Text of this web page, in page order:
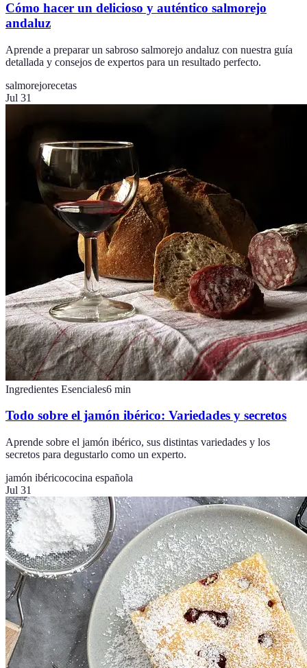
Cómo hacer un delicioso y auténtico salmorejo
andaluz
Aprende a preparar un sabroso salmorejo andaluz con nuestra guía
detallada y consejos de expertos para un resultado perfecto.
salmorejorecetas
Jul 31
Ingredientes Esenciales6 min
Todo sobre el jamón ibérico: Variedades y secretos
Aprende sobre el jamón ibérico, sus distintas variedades y los
secretos para degustarlo como un experto.
jamón ibéricococina española
Jul 31